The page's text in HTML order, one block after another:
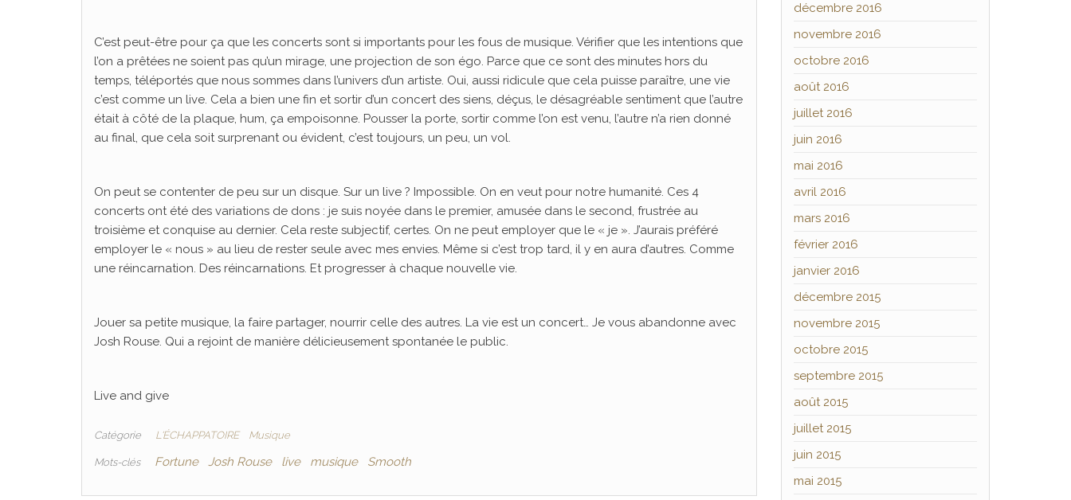
C’est peut-être pour ça que les concerts sont si importants pour les fous de musique. Vérifier que les intentions que
l’on a prêtées ne soient pas qu’un mirage, une projection de son égo. Parce que ce sont des minutes hors du
temps, téléportés que nous sommes dans l’univers d’un artiste. Oui, aussi ridicule que cela puisse paraître, une vie
c’est comme un live. Cela a bien une fin et sortir d’un concert des siens, déçus, le désagréable sentiment que l’autre
était à côté de la plaque, hum, ça empoisonne. Pousser la porte, sortir comme l’on est venu, l’autre n’a rien donné
au final, que cela soit surprenant ou évident, c’est toujours, un peu, un vol.
On peut se contenter de peu sur un disque. Sur un live ? Impossible. On en veut pour notre humanité. Ces 4
concerts ont été des variations de dons : je suis noyée dans le premier, amusée dans le second, frustrée au
troisième et conquise au dernier. Cela reste subjectif, certes. On ne peut employer que le « je ». J’aurais préféré
employer le « nous » au lieu de rester seule avec mes envies. Même si c’est trop tard, il y en aura d’autres. Comme
une réincarnation. Des réincarnations. Et progresser à chaque nouvelle vie.
Jouer sa petite musique, la faire partager, nourrir celle des autres. La vie est un concert… Je vous abandonne avec
Josh Rouse. Qui a rejoint de manière délicieusement spontanée le public.
Live and give
Catégorie L'ÉCHAPPATOIRE Musique
Mots-clés Fortune Josh Rouse live musique Smooth
décembre 2016
novembre 2016
octobre 2016
août 2016
juillet 2016
juin 2016
mai 2016
avril 2016
mars 2016
février 2016
janvier 2016
décembre 2015
novembre 2015
octobre 2015
septembre 2015
août 2015
juillet 2015
juin 2015
mai 2015